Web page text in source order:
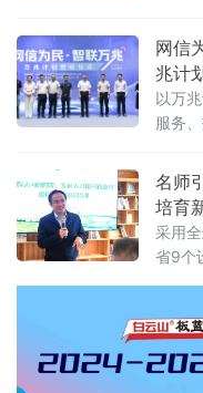
从源
监管
传专
划设
播相
网信
兆计
以万
服务
贡献
名师
培育
采用
省9个